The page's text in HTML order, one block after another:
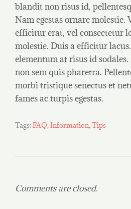
blandit non risus id,
Nam egestas ornare molestie.
efficitur erat, vel consectetur
molestie. Duis a efficitur
elementum at risus id
non sem quis pharetra.
morbi tristique senectus et
fames ac turpis egestas.
Tags:FAQ, Information, Tips
Comments are closed.